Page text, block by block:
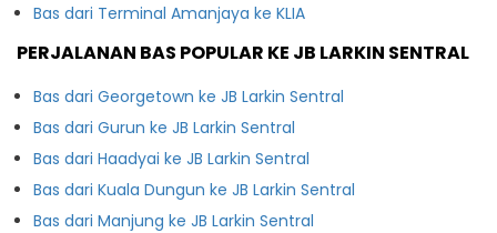
Bas dari Terminal Amanjaya ke KLIA
PERJALANAN BAS POPULAR KE JB LARKIN SENTRAL
Bas dari Georgetown ke JB Larkin Sentral
Bas dari Gurun ke JB Larkin Sentral
Bas dari Haadyai ke JB Larkin Sentral
Bas dari Kuala Dungun ke JB Larkin Sentral
Bas dari Manjung ke JB Larkin Sentral